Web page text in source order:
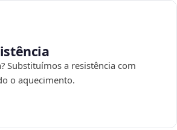
Substituímos a resistência com
o aquecimento.